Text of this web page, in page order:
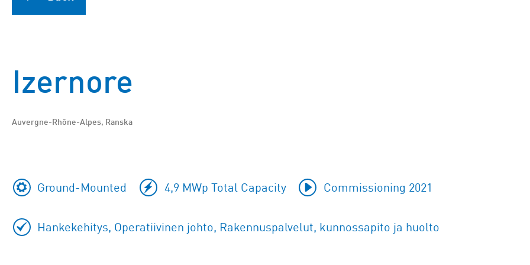
Izernore
Auvergne-Rhône-Alpes, Ranska
Ground-Mounted 4,9 MWp Total Capacity Commissioning 2021
Hankekehitys, Operatiivinen johto, Rakennuspalvelut, kunnossapito ja huolto